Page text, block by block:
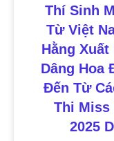
Thí Sinh
Từ Việt
Hằng
Dâng Hoa
Đến Từ
Thi Miss
2025